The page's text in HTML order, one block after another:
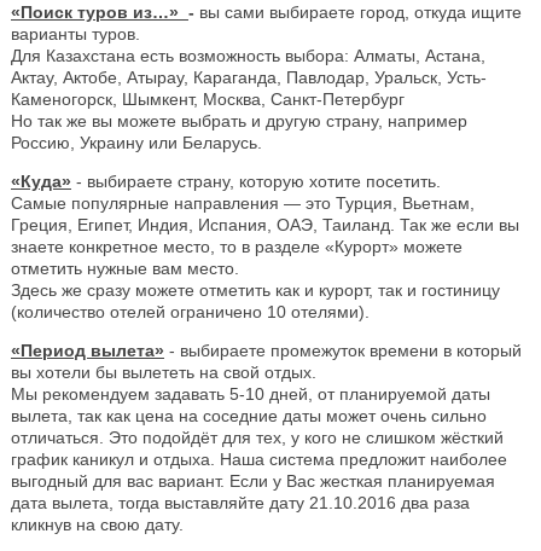
«Поиск туров из…» - вы сами выбираете город, откуда ищите
варианты туров.
Для Казахстана есть возможность выбора: Алматы, Астана,
Актау, Актобе, Атырау, Караганда, Павлодар, Уральск, Усть-
Каменогорск, Шымкент, Москва, Санкт-Петербург
Но так же вы можете выбрать и другую страну, например
Россию, Украину или Беларусь.
«Куда» - выбираете страну, которую хотите посетить.
Самые популярные направления — это Турция, Вьетнам,
Греция, Египет, Индия, Испания, ОАЭ, Таиланд. Так же если вы
знаете конкретное место, то в разделе «Курорт» можете
отметить нужные вам место.
Здесь же сразу можете отметить как и курорт, так и гостиницу
(количество отелей ограничено 10 отелями).
«Период вылета» - выбираете промежуток времени в который
вы хотели бы вылететь на свой отдых.
Мы рекомендуем задавать 5-10 дней, от планируемой даты
вылета, так как цена на соседние даты может очень сильно
отличаться. Это подойдёт для тех, у кого не слишком жёсткий
график каникул и отдыха. Наша система предложит наиболее
выгодный для вас вариант. Если у Вас жесткая планируемая
дата вылета, тогда выставляйте дату 21.10.2016 два раза
кликнув на свою дату.